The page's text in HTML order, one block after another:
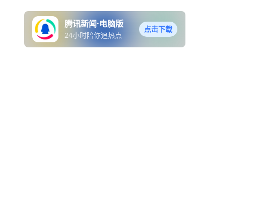
腾讯新闻·电脑版
24小时陪你追热点
点击下载